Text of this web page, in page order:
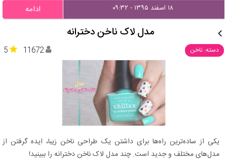
۱۸ اسفند ۱۳۹۵ - ۰۹:۳۲ ادامه
مدل لاک ناخن دخترانه
دسته: ناخن 5 11672
یکی از ساده‌ترین راه‌ها برای داشتن یک طراحی ناخن زیبا، ایده گرفتن از
مدل‌های مختلف و جدید است. چند مدل لاک ناخن دخترانه را ببینید!